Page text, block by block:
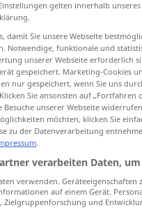
rinnen Geld
gelten innerhalb
damit Sie unsere Webseite
Notwendige, funktionale und
unserer Webseite erforderlich
gespeichert. Marketing-Cookies
nur gespeichert, wenn Sie uns
Sie ansonsten auf
unserer Webseite
möchten, klicken Sie
zu der Datenverarbeitung
.
verarbeiten Daten,
verwenden.
auf einem Gerät.
Zielgruppenforschung und